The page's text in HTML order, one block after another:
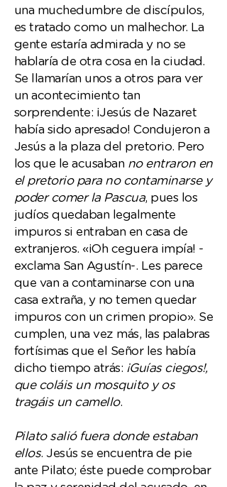
una muchedumbre de discípulos,
es tratado como un malhechor. La
gente estaría admirada y no se
hablaría de otra cosa en la ciudad.
Se llamarían unos a otros para ver
un acontecimiento tan
sorprendente: ¡Jesús de Nazaret
había sido apresado! Condujeron a
Jesús a la plaza del pretorio. Pero
los que le acusaban no entraron en
el pretorio para no contaminarse y
poder comer la Pascua, pues los
judíos quedaban legalmente
impuros si entraban en casa de
extranjeros. «¡Oh ceguera impía! -
exclama San Agustín-. Les parece
que van a contaminarse con una
casa extraña, y no temen quedar
impuros con un crimen propio». Se
cumplen, una vez más, las palabras
fortísimas que el Señor les había
dicho tiempo atrás: ¡Guías ciegos!,
que coláis un mosquito y os
tragáis un camello.
Pilato salió fuera donde estaban
ellos. Jesús se encuentra de pie
ante Pilato; éste puede comprobar